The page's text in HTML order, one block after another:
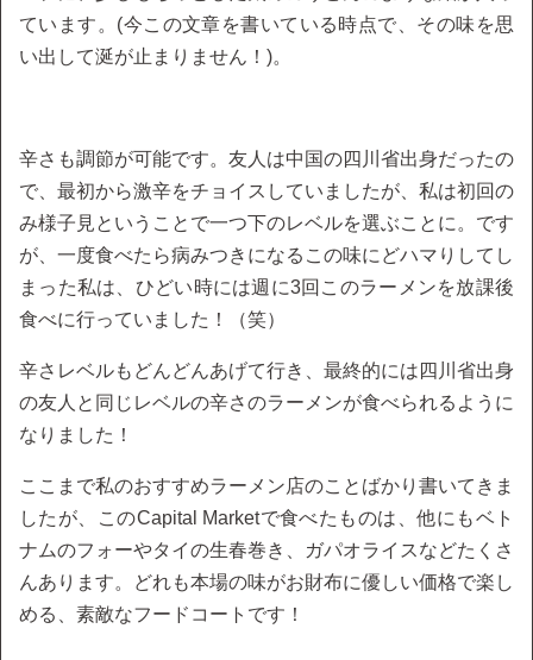
ています。(今この文章を書いている時点で、その味を思
い出して涎が止まりません！)。
辛さも調節が可能です。友人は中国の四川省出身だったの
で、最初から激辛をチョイスしていましたが、私は初回の
み様子見ということで一つ下のレベルを選ぶことに。です
が、一度食べたら病みつきになるこの味にどハマりしてし
まった私は、ひどい時には週に3回このラーメンを放課後
食べに行っていました！（笑）
辛さレベルもどんどんあげて行き、最終的には四川省出身
の友人と同じレベルの辛さのラーメンが食べられるように
なりました！
ここまで私のおすすめラーメン店のことばかり書いてきま
したが、このCapital Marketで食べたものは、他にもベト
ナムのフォーやタイの生春巻き、ガパオライスなどたくさ
んあります。どれも本場の味がお財布に優しい価格で楽し
める、素敵なフードコートです！